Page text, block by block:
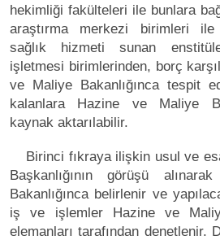
hekimliği fakülteleri ile bunlara
araştırma merkezi birimleri ile
sağlık hizmeti sunan
işletmesi birimlerinden, borç
ve Maliye Bakanlığınca tespit
kalanlara Hazine ve Maliye
kaynak aktarılabilir.
Birinci fıkraya ilişkin usul ve
Başkanlığının görüşü
Bakanlığınca belirlenir ve
iş ve işlemler Hazine ve
elemanları tarafından denetlenir.